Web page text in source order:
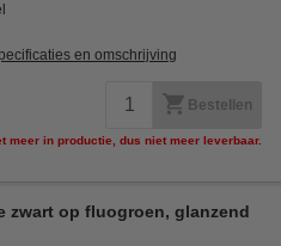
en omschrijving
Bestellen
meer in productie, dus niet meer leverbaar.
zwart op fluogroen, glanzend